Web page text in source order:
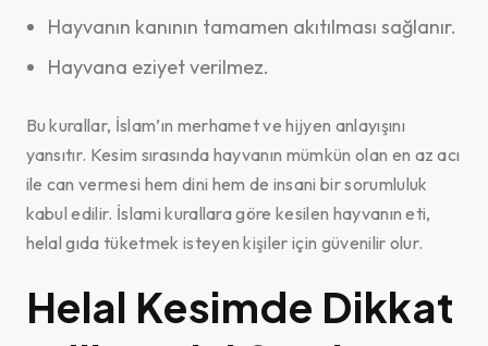
Hayvanın kanının tamamen akıtılması sağlanır.
Hayvana eziyet verilmez.
Bu kurallar, İslam’ın merhamet ve hijyen anlayışını
yansıtır. Kesim sırasında hayvanın mümkün olan en az acı
ile can vermesi hem dini hem de insani bir sorumluluk
kabul edilir. İslami kurallara göre kesilen hayvanın eti,
helal gıda tüketmek isteyen kişiler için güvenilir olur.
Helal Kesimde Dikkat